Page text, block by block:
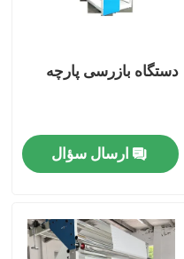
دستگاه بازرسی پارچه
ارسال سؤال